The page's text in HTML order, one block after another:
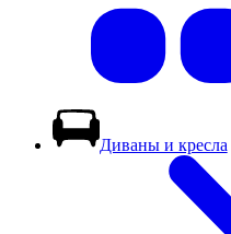
Диваны и кресла